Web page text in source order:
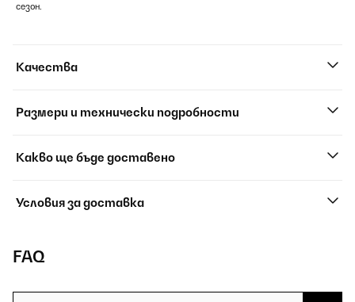
сезон.
Качества
Размери и технически подробности
Какво ще бъде доставено
Условия за доставка
FAQ